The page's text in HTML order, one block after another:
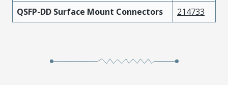
QSFP-DD Surface Mount Connectors
214733